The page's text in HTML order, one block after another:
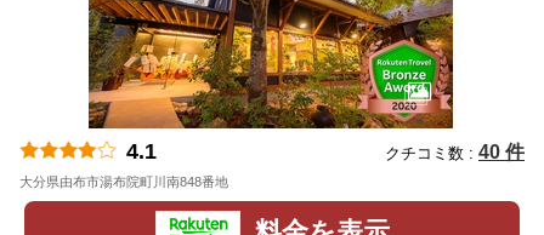
4.1 クチコミ数 : 40 件
大分県由布市湯布院町川南848番地